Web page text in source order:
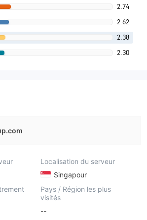
2.74
2.62
2.38
2.30
Localisation du serveur
Singapour
Pays / Région les plus
visités
--